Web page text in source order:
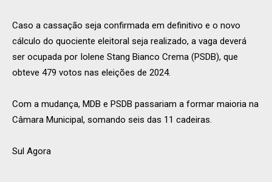
Caso a cassação seja confirmada em definitivo e o novo
cálculo do quociente eleitoral seja realizado, a vaga deverá
ser ocupada por Iolene Stang Bianco Crema (PSDB), que
obteve 479 votos nas eleições de 2024.
Com a mudança, MDB e PSDB passariam a formar maioria na
Câmara Municipal, somando seis das 11 cadeiras.
Sul Agora